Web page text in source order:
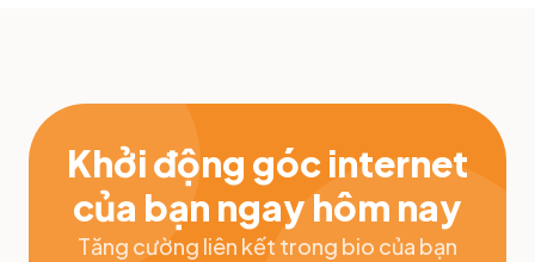
Khởi động góc internet
của bạn ngay hôm nay
Tăng cường liên kết trong bio của bạn